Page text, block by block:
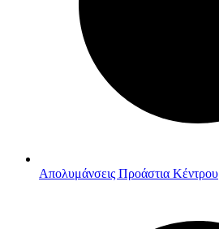
Απολυμάνσεις Προάστια Κέντρου